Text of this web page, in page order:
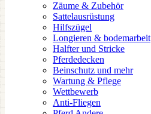
Zäume & Zubehör
Sattelausrüstung
Hilfszügel
Longieren & bodemarbeit
Halfter und Stricke
Pferdedecken
Beinschutz und mehr
Wartung & Pflege
Wettbewerb
Anti-Fliegen